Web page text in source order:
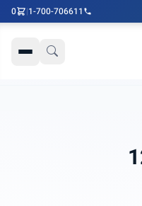
1-700-706611
|
0